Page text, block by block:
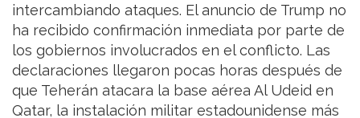
intercambiando ataques. El anuncio de Trump no
ha recibido confirmación inmediata por parte de
los gobiernos involucrados en el conflicto. Las
declaraciones llegaron pocas horas después de
que Teherán atacara la base aérea Al Udeid en
Qatar, la instalación militar estadounidense más